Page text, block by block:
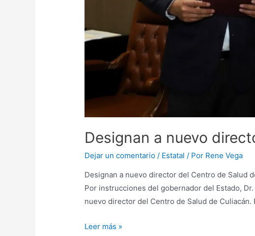
Designan a nuevo
Dejar un comentario / Estatal / Por Rene Vega
Designan a nuevo director del Centro de Salud
Por instrucciones del gobernador del Estado,
nuevo director del Centro de Salud de
Leer más »